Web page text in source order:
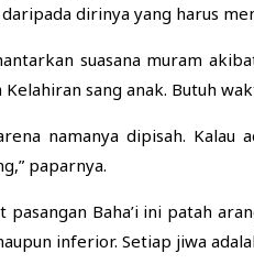
dirinya yang harus
suasana muram
sang anak. Butuh
namanya dipisah. Kalau
paparnya.
Baha’i ini patah
inferior. Setiap jiwa